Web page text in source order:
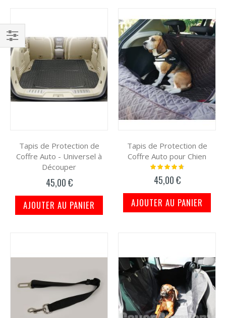
Tapis de Protection de
Coffre Auto - Universel à
Découper
45,00 €
AJOUTER AU PANIER
Tapis de Protection de
Coffre Auto pour Chien
Notation:
45,00 €
AJOUTER AU PANIER
Filtrer